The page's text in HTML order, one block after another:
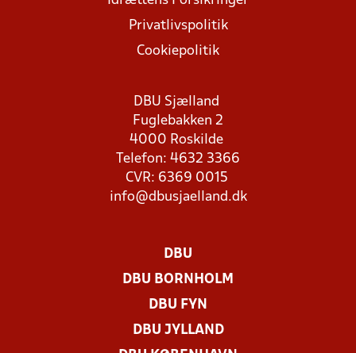
Privatlivspolitik
Cookiepolitik
DBU Sjælland
Fuglebakken 2
4000 Roskilde
Telefon: 4632 3366
CVR: 6369 0015
info@dbusjaelland.dk
DBU
DBU BORNHOLM
DBU FYN
DBU JYLLAND